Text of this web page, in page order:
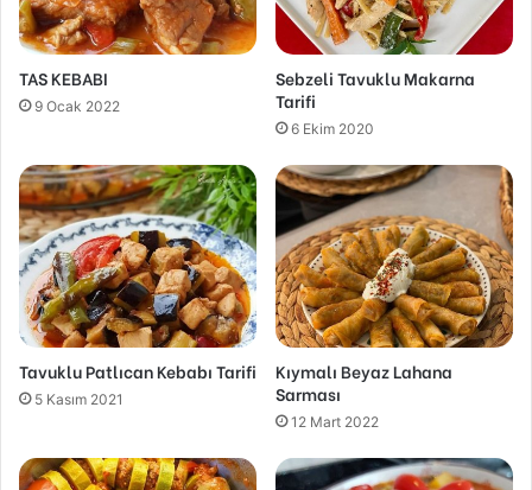
TAS KEBABI
9 Ocak 2022
Sebzeli Tavuklu Makarna
Tarifi
6 Ekim 2020
Tavuklu Patlıcan Kebabı Tarifi
5 Kasım 2021
Kıymalı Beyaz Lahana
Sarması
12 Mart 2022